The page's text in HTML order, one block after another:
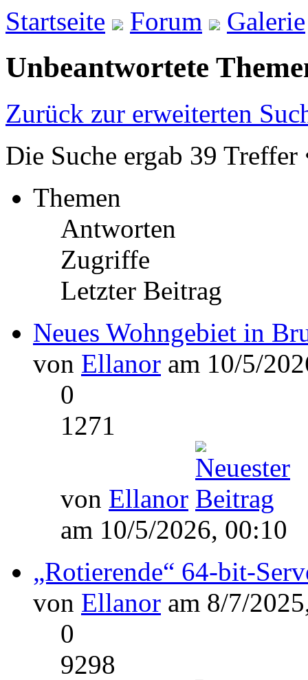
Startseite Forum Galerie
Unbeantwortete
Zurück zur erweiterten
Die Suche ergab 39 Treffer
Themen
Antworten
Zugriffe
Letzter Beitrag
Neues Wohngebiet in
von Ellanor am 10/5/
0
1271
von Ellanor
am 10/5/2026, 00:10
„Rotierende“ 64-bit-
von Ellanor am 8/7/
0
9298